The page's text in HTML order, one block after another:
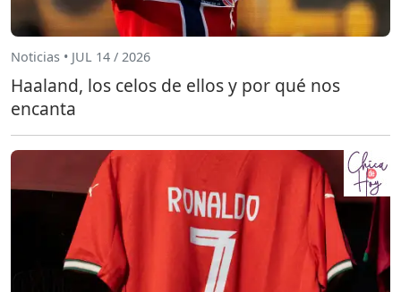
Noticias • JUL 14 / 2026
Haaland, los celos de ellos y por qué nos
encanta